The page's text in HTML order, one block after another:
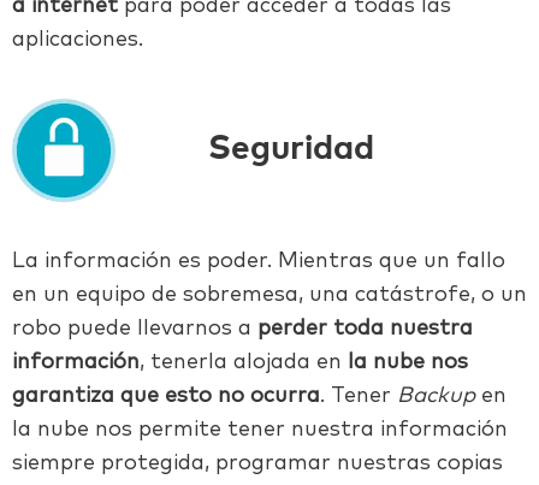
a internet para poder acceder a todas las
aplicaciones.
Seguridad
La información es poder. Mientras que un fallo
en un equipo de sobremesa, una catástrofe, o un
robo puede llevarnos a perder toda nuestra
información, tenerla alojada en
la nube nos
garantiza que esto no ocurra. Tener Backupen
la nube nos permite tener nuestra información
siempre protegida, programar nuestras copias